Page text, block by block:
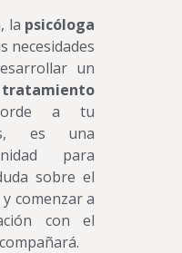
la psicóloga
necesidades
un
a tu
es una
para
sobre el
comenzar a
con el